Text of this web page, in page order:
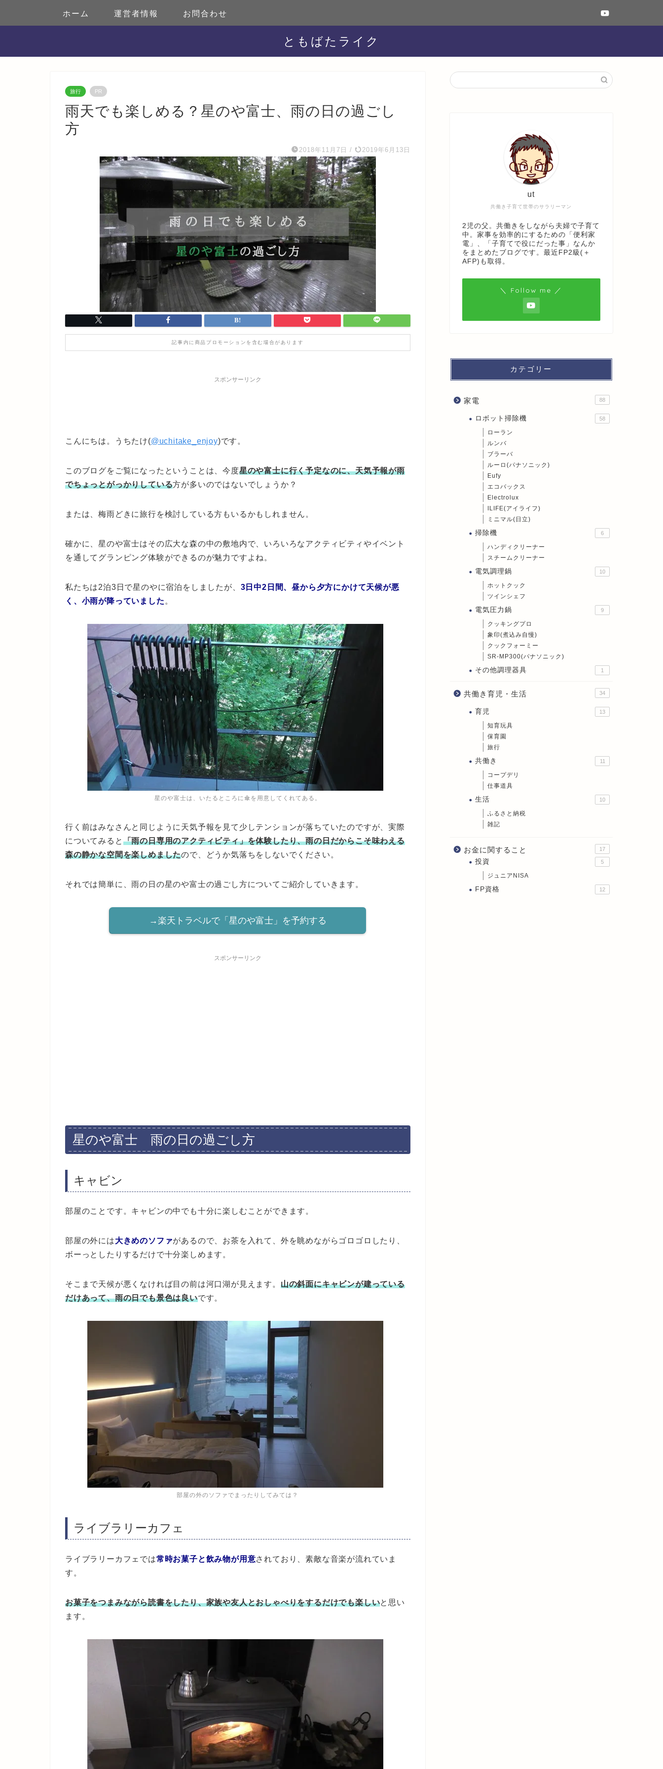
ホーム 運営者情報 お問合わせ
ともばたライク
旅行 PR
雨天でも楽しめる？星のや富士、雨の日の過ごし
方
2018年11月7日 / 2019年6月13日
記事内に商品プロモーションを含む場合があります
スポンサーリンク
こんにちは。うちたけ(@uchitake_enjoy)です。
このブログをご覧になったということは、今度星のや富士に行く予定なのに、天気予報が雨
でちょっとがっかりしている方が多いのではないでしょうか？
または、梅雨どきに旅行を検討している方もいるかもしれません。
確かに、星のや富士はその広大な森の中の敷地内で、いろいろなアクティビティやイベント
を通してグランピング体験ができるのが魅力ですよね。
私たちは2泊3日で星のやに宿泊をしましたが、 3日中2日間、昼から夕方にかけて天候が悪
く、小雨が降っていました 。
星のや富士は、いたるところに傘を用意してくれてある。
行く前はみなさんと同じように天気予報を見て少しテンションが落ちていたのですが、実際
についてみると 「雨の日専用のアクティビティ」を体験したり、雨の日だからこそ味わえる
森の静かな空間を楽しめましたので、どうか気落ちをしないでください。
それでは簡単に、雨の日の星のや富士の過ごし方についてご紹介していきます。
→楽天トラベルで「星のや富士」を予約する
スポンサーリンク
星のや富士 雨の日の過ごし方
キャビン
部屋のことです。キャビンの中でも十分に楽しむことができます。
部屋の外には大きめのソファがあるので、お茶を入れて、外を眺めながらゴロゴロしたり、
ボーっとしたりするだけで十分楽しめます。
そこまで天候が悪くなければ目の前は河口湖が見えます。 山の斜面にキャビンが建っている
だけあって、雨の日でも景色は良いです。
部屋の外のソファでまったりしてみては？
ライブラリーカフェ
ライブラリーカフェでは常時お菓子と飲み物が用意されており、素敵な音楽が流れていま
す。
お菓子をつまみながら読書をしたり、家族や友人とおしゃべりをするだけでも楽しいと思い
ます。
共働き子育て世帯のサラリーマン
ut
2児の父。共働きをしながら夫婦で子育て
中。家事を効率的にするための「便利家
電」、「子育てで役にだった事」なんか
をまとめたブログです。最近FP2級(＋
AFP)も取得。
＼ Follow me ／
カテゴリー
家電 88
ロボット掃除機 58
ローラン
ルンバ
ブラーバ
ルーロ(パナソニック)
Eufy
エコバックス
Electrolux
ILIFE(アイライフ)
ミニマル(日立)
掃除機 6
ハンディクリーナー
スチームクリーナー
電気調理鍋 10
ホットクック
ツインシェフ
電気圧力鍋 9
クッキングプロ
象印(煮込み自慢)
クックフォーミー
SR-MP300(パナソニック)
その他調理器具 1
共働き育児・生活 34
育児 13
知育玩具
保育園
旅行
共働き 11
コープデリ
仕事道具
生活 10
ふるさと納税
雑記
お金に関すること 17
投資 5
ジュニアNISA
FP資格 12